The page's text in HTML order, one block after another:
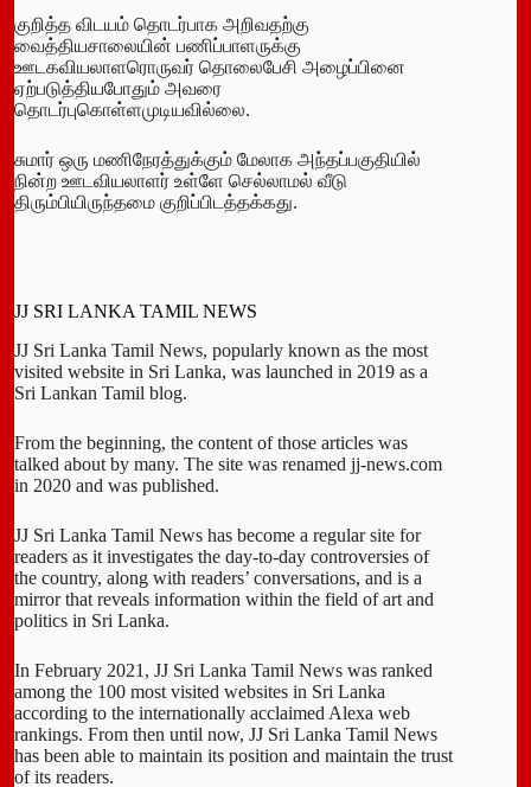
குறித்த விடயம் தொடர்பாக அறிவதற்கு
வைத்தியசாலையின் பணிப்பாளருக்கு
ஊடகவியலாளரொருவர் தொலைபேசி அழைப்பினை
ஏற்படுத்தியபோதும் அவரை
தொடர்புகொள்ளமுடியவில்லை.
சுமார் ஒரு மணிநேரத்துக்கும் மேலாக அந்தப்பகுதியில்
நின்ற ஊடவியலாளர் உள்ளே செல்லாமல் வீடு
திரும்பியிருந்தமை குறிப்பிடத்தக்கது.
JJ SRI LANKA TAMIL NEWS
JJ Sri Lanka Tamil News, popularly known as the most
visited website in Sri Lanka, was launched in 2019 as a
Sri Lankan Tamil blog.
From the beginning, the content of those articles was
talked about by many. The site was renamed jj-news.com
in 2020 and was published.
JJ Sri Lanka Tamil News has become a regular site for
readers as it investigates the day-to-day controversies of
the country, along with readers’ conversations, and is a
mirror that reveals information within the field of art and
politics in Sri Lanka.
In February 2021, JJ Sri Lanka Tamil News was ranked
among the 100 most visited websites in Sri Lanka
according to the internationally acclaimed Alexa web
rankings. From then until now, JJ Sri Lanka Tamil News
has been able to maintain its position and maintain the trust
of its readers.